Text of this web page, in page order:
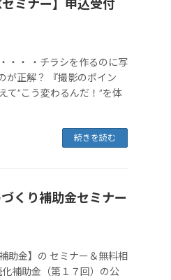
ミナー】申込受付
・・ ・チラシを作るのに写
が正解？ 『撮影のポイン
て”こう変わるんだ！”を体
続きを読む
くり補助金セミナー
助金】の セミナー＆無料相
補助金（第１７回）の公